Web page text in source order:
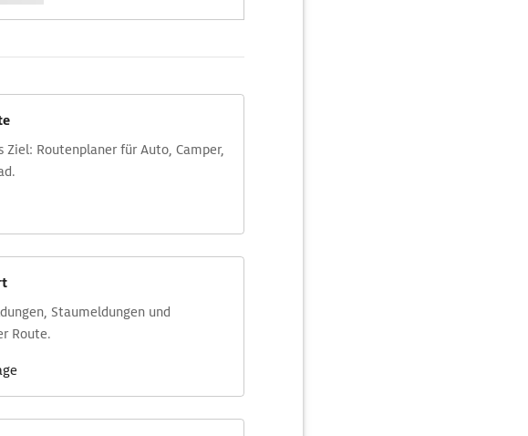
Ziel: Routen­planer für Auto, Camper,
Stau­meldungen und
Route.